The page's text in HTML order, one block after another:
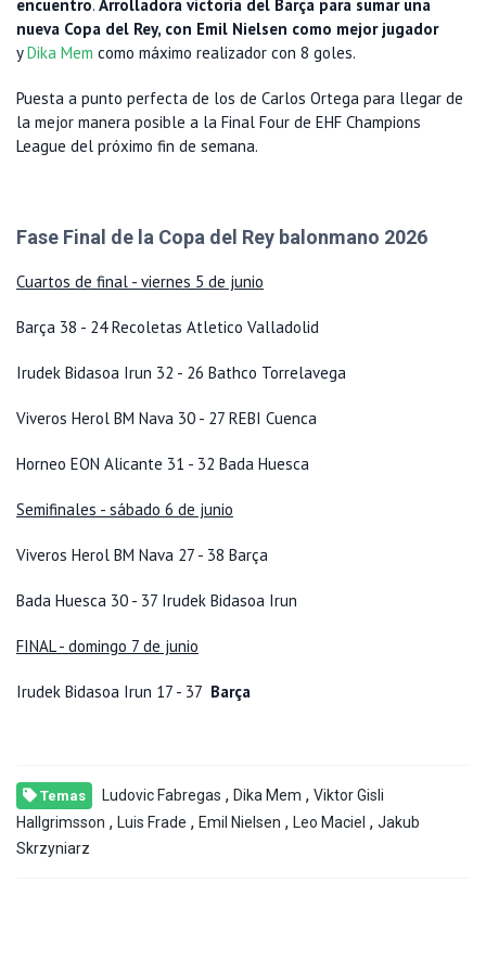
encuentro. Arrolladora victoria del Barça para sumar una
nueva Copa del Rey, con Emil Nielsen como mejor jugador
yDika Mem como máximo realizador con 8 goles.
Puesta a punto perfecta de los de Carlos Ortega para llegar de
la mejor manera posible a la Final Four de EHF Champions
League del próximo fin de semana.
Fase Final de la Copa del Rey balonmano 2026
Cuartos de final - viernes 5 de junio
Barça 38 - 24 Recoletas Atletico Valladolid
Irudek Bidasoa Irun 32 - 26 Bathco Torrelavega
Viveros Herol BM Nava 30 - 27 REBI Cuenca
Horneo EON Alicante 31 - 32 Bada Huesca
Semifinales - sábado 6 de junio
Viveros Herol BM Nava 27 - 38 Barça
Bada Huesca 30 - 37 Irudek Bidasoa Irun
FINAL - domingo 7 de junio
Irudek Bidasoa Irun 17 - 37 Barça
Temas Ludovic Fabregas , Dika Mem , Viktor Gisli
Hallgrimsson , Luis Frade , Emil Nielsen , Leo Maciel , Jakub
Skrzyniarz